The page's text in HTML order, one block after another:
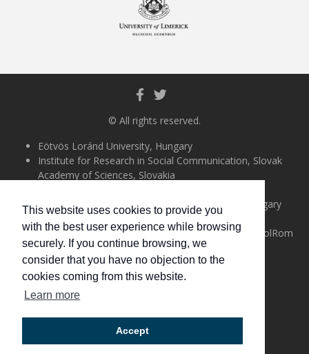
This website uses cookies to provide you
with the best user experience while browsing
securely. If you continue browsing, we
consider that you have no objection to the
cookies coming from this website.
Learn more
Accept
© All rights reserved.
Eötvös Loránd University, Hungary
Institute for Research in Social Communication, Slovak
Academy of Sciences, Slovakia
Uccu Roma Informal Educational Foundation, Hungary
Université Paris-Nanterre, France
Alexandru Ioan Cuza University of Iasi, Romania (PolRom
project partner)
University of Limerick, Ireland
Slovenčina
Română
Français